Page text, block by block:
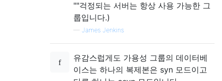
""걱정되는 서버는 항상 사용 가능한 그
룹입니다.)
— James Jenkins
유감스럽게도 가용성 그룹의 데이터베
이스는 하나의 복제본은 syn 모드이고